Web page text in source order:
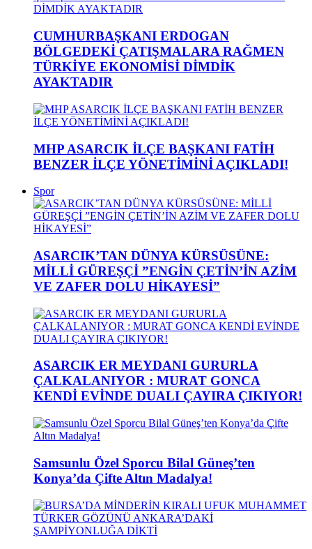
CUMHURBAŞKANI ERDOGAN
BÖLGEDEKİ ÇATIŞMALARA RAĞMEN
TÜRKİYE EKONOMİSİ DİMDİK
AYAKTADIR
MHP ASARCIK İLÇE BAŞKANI FATİH
BENZER İLÇE YÖNETİMİNİ AÇIKLADI!
Spor
ASARCIK’TAN DÜNYA KÜRSÜSÜNE:
MİLLİ GÜREŞÇİ ”ENGİN ÇETİN’İN AZİM
VE ZAFER DOLU HİKAYESİ”
ASARCIK ER MEYDANI GURURLA
ÇALKALANIYOR : MURAT GONCA
KENDİ EVİNDE DUALI ÇAYIRA ÇIKIYOR!
Samsunlu Özel Sporcu Bilal Güneş’ten
Konya’da Çifte Altın Madalya!